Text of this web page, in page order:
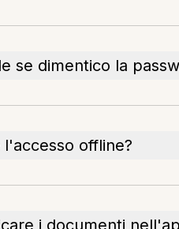
se dimentico la
l'accesso offline?
i documenti